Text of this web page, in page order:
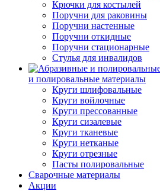
Крючки для костылей
Поручни для раковины
Поручни настенные
Поручни откидные
Поручни стационарные
Стулья для инвалидов
и полировальные материалы
Круги шлифовальные
Круги войлочные
Круги прессованные
Круги сизалевые
Круги тканевые
Круги нетканые
Круги отрезные
Пасты полировальные
Сварочные материалы
Акции